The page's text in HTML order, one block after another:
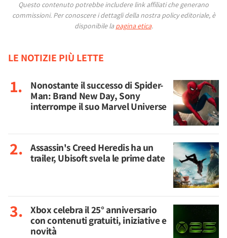
Questo contenuto potrebbe includere link affiliati che generano
commissioni. Per conoscere i dettagli della nostra policy editoriale, è
disponibile la pagina etica.
LE NOTIZIE PIÙ LETTE
Nonostante il successo di Spider-
Man: Brand New Day, Sony
interrompe il suo Marvel Universe
Assassin's Creed Heredis ha un
trailer, Ubisoft svela le prime date
Xbox celebra il 25° anniversario
con contenuti gratuiti, iniziative e
novità